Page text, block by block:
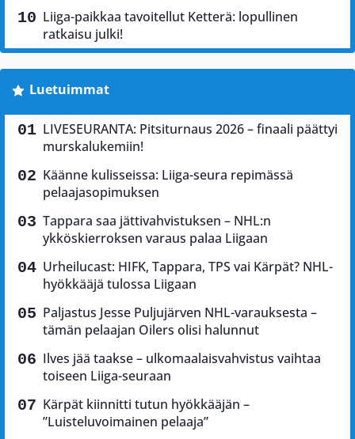
Liiga-paikkaa tavoitellut Ketterä: lopullinen
ratkaisu julki!
Luetuimmat
LIVESEURANTA: Pitsiturnaus 2026 – finaali päättyi
murskalukemiin!
Käänne kulisseissa: Liiga-seura repimässä
pelaajasopimuksen
Tappara saa jättivahvistuksen – NHL:n
ykköskierroksen varaus palaa Liigaan
Urheilucast: HIFK, Tappara, TPS vai Kärpät? NHL-
hyökkääjä tulossa Liigaan
Paljastus Jesse Puljujärven NHL-varauksesta –
tämän pelaajan Oilers olisi halunnut
Ilves jää taakse – ulkomaalaisvahvistus vaihtaa
toiseen Liiga-seuraan
Kärpät kiinnitti tutun hyökkääjän –
”Luisteluvoimainen pelaaja”